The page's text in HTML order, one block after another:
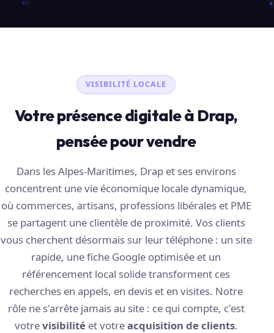
VISIBILITÉ LOCALE
Votre présence digitale à Drap,
pensée pour vendre
Dans les Alpes-Maritimes, Drap et ses environs
concentrent une vie économique locale dynamique,
où commerces, artisans, professions libérales et PME
se partagent une clientèle de proximité. Vos clients
vous cherchent désormais sur leur téléphone : un site
rapide, une fiche Google optimisée et un
référencement local solide transforment ces
recherches en appels, en devis et en visites. Notre
rôle ne s'arrête jamais au site : ce qui compte, c'est
votrevisibilitéet votreacquisition de clients.